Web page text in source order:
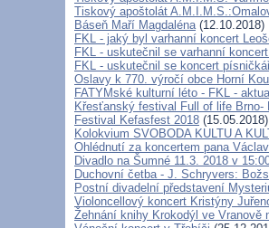
Tiskový apoštolát
Báseň Maří Magdaléna(12.10.2018)
FKL - jaký byl varhanní koncert
FKL - uskutečnil se varhanní
FKL - uskutečnil se koncert
Oslavy k 770. výročí obce Horní
FATYMské kulturní léto - FKL -
Křesťanský festival Full of life Brno-
Festival Kefasfest 2018 (15.05.2018)
Kolokvium SVOBODA KULTU A
Ohlédnutí za koncertem pana
Divadlo na Šumné 11.3. 2018 v
Duchovní četba - J. Schryvers:
Postní divadelní představení
Violoncellový koncert Kristýny
Žehnání knihy Krokodýl ve Vranově